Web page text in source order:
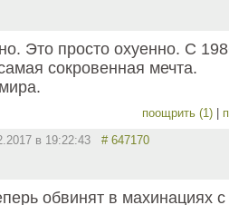
Это просто охуенно. С
сокровенная мечта.
поощрить (1)
в 19:22:43 # 647170
обвинят в махинациях с